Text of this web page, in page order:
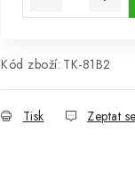
Kód zboží: TK-81B2
Tisk Zeptat se